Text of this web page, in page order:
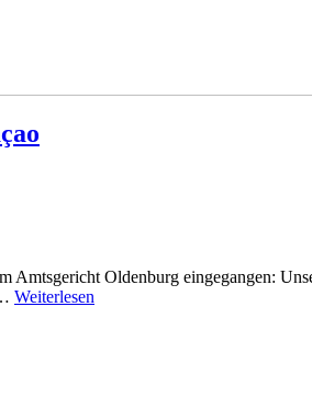
Oldenburg eingegangen:
Weiterlesen